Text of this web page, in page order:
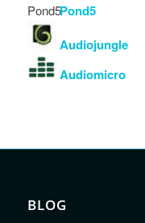
Pond5
Audiojungle
Audiomicro
BLOG